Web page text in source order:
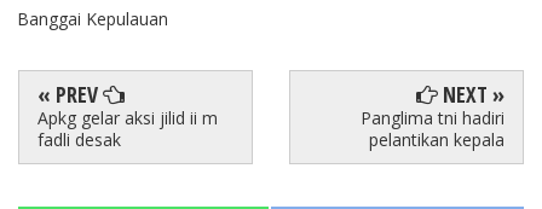
Banggai Kepulauan
« PREV
Apkg gelar aksi jilid ii m
fadli desak
NEXT »
Panglima tni hadiri
pelantikan kepala